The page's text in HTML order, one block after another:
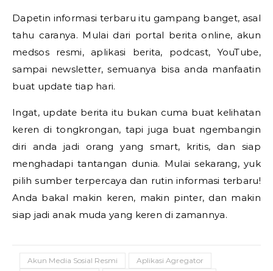
Dapetin informasi terbaru itu gampang banget, asal
tahu caranya. Mulai dari portal berita online, akun
medsos resmi, aplikasi berita, podcast, YouTube,
sampai newsletter, semuanya bisa anda manfaatin
buat update tiap hari.
Ingat, update berita itu bukan cuma buat kelihatan
keren di tongkrongan, tapi juga buat ngembangin
diri anda jadi orang yang smart, kritis, dan siap
menghadapi tantangan dunia. Mulai sekarang, yuk
pilih sumber terpercaya dan rutin informasi terbaru!
Anda bakal makin keren, makin pinter, dan makin
siap jadi anak muda yang keren di zamannya.
Akun Media Sosial Resmi
Aplikasi Agregator